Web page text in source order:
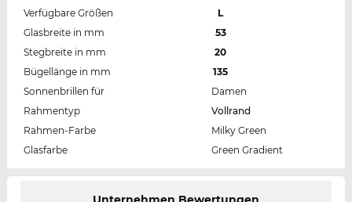
Verfügbare Größen
L
Glasbreite in mm
53
Stegbreite in mm
20
Bügellänge in mm
135
Sonnenbrillen für
Damen
Rahmentyp
Vollrand
Rahmen-Farbe
Milky Green
Glasfarbe
Green Gradient